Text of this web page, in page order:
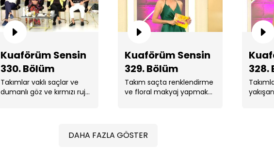
Kuaförüm
Kuaförüm Sensin
330. Bölüm
Takımlar vaklı saçlar ve
dumanlı göz ve kırmızı ruj
Kuaförüm Sensin
329. Bölüm
Takım saçta renklendirme
ve floral makyaj yapmak
328.
DAHA FAZLA GÖSTER